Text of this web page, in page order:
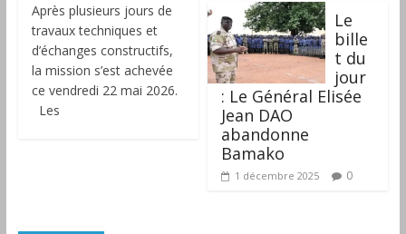
Après plusieurs jours de
travaux techniques et
d’échanges constructifs,
la mission s’est achevée
ce vendredi 22 mai 2026.
Les
‎Le
bille
t du
jour
: Le Général Elisée
Jean DAO
abandonne
Bamako
1 décembre 2025 0